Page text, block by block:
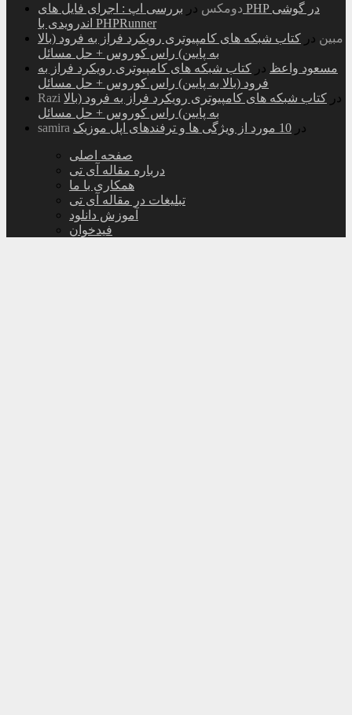
دومکس در بررسی اپ : اجرای فایل های PHP در گوشی
اندرویدی با PHPRunner
مبین در کتاب شبکه های کامپیوتری رویکرد فراز به فرود (بالا
به پایین) راس کوروس + حل مسائل
مسعود واعظ در کتاب شبکه های کامپیوتری رویکرد فراز به
فرود (بالا به پایین) راس کوروس + حل مسائل
Razi
در کتاب شبکه های کامپیوتری رویکرد فراز به فرود (بالا
به پایین) راس کوروس + حل مسائل
samira
در 10 مورد از ویژگی ها و ترفندهای اپل موزیک
صفحه اصلی
درباره مقاله آی تی
همکاری با ما
تبلیغات در مقاله آی تی
آموزش دانلود
فیدخوان